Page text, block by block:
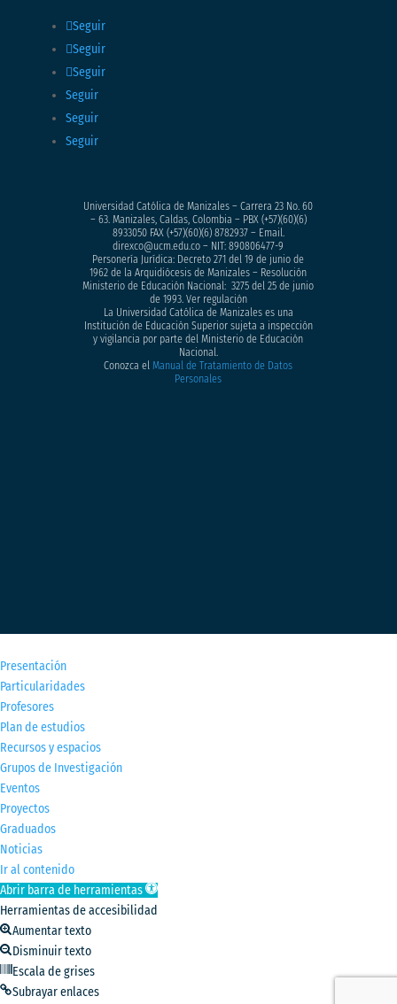
Seguir
Seguir
Seguir
Seguir
Seguir
Seguir
Universidad Católica de Manizales – Carrera 23 No. 60
– 63. Manizales, Caldas, Colombia – PBX (+57)(60)(6)
8933050FAX (+57)(60)(6) 8782937 – Email.
direxco@ucm.edu.co – NIT: 890806477-9
Personería Jurídica: Decreto 271 del 19 de junio de
1962 de la Arquidiócesis de Manizales – Resolución
Ministerio de Educación Nacional: 3275 del 25 de junio
de 1993. Ver regulación
La Universidad Católica de Manizales es una
Institución de Educación Superior sujeta a inspección
y vigilancia por parte del Ministerio de Educación
Nacional.
Conozca elManual de Tratamiento de Datos
Personales
Presentación
Particularidades
Profesores
Plan de estudios
Recursos y espacios
Grupos de Investigación
Eventos
Proyectos
Graduados
Noticias
Ir al contenido
Abrir barra de herramientas
Herramientas de accesibilidad
Aumentar texto
Disminuir texto
Escala de grises
Subrayar enlaces